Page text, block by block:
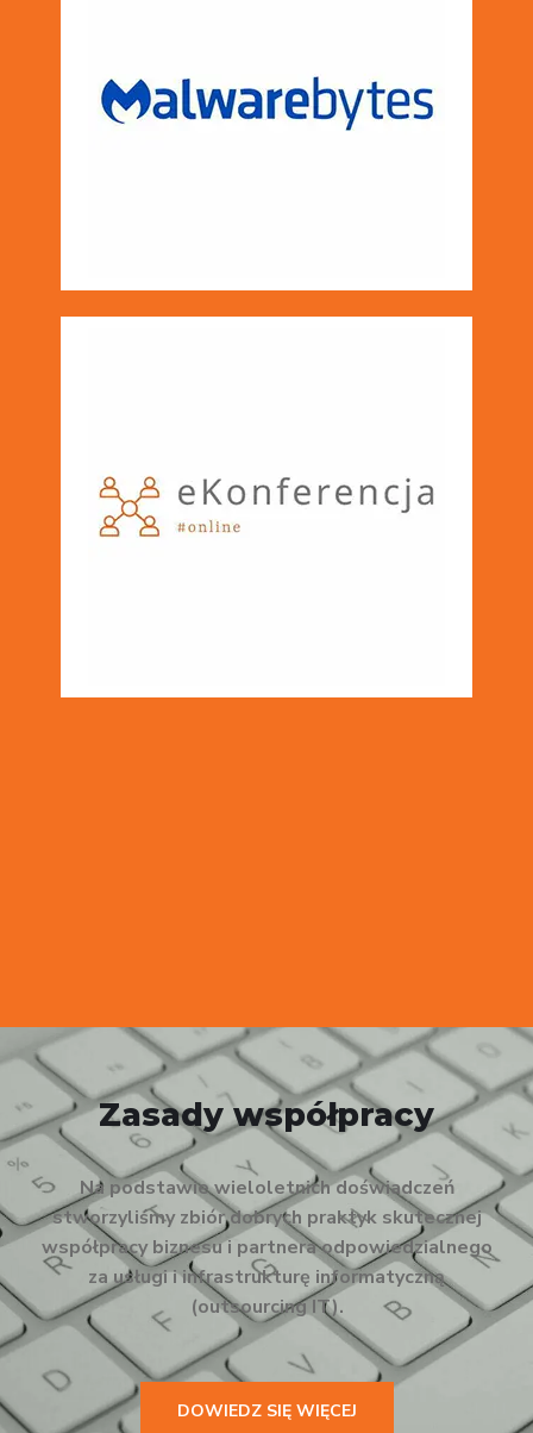
Zasady współpracy
Na podstawie wieloletnich doświadczeń
stworzyliśmy zbiór dobrych praktyk skutecznej
współpracy biznesu i partnera odpowiedzialnego
za usługi i infrastrukturę informatyczną
(outsourcing IT).
DOWIEDZ SIĘ WIĘCEJ